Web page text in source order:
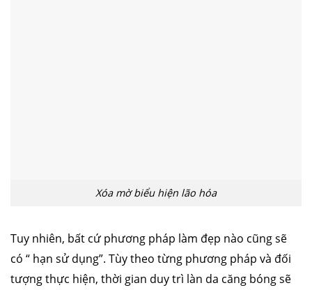
Xóa mờ biểu hiện lão hóa
Tuy nhiên, bất cứ phương pháp làm đẹp nào cũng sẽ
có “ hạn sử dụng”. Tùy theo từng phương pháp và đối
tượng thực hiện, thời gian duy trì làn da căng bóng sẽ